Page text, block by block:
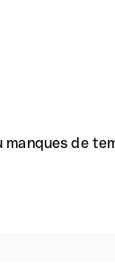
de